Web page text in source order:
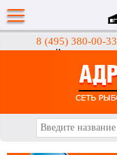
8 (495) 380-00-33
Интернет-магазин